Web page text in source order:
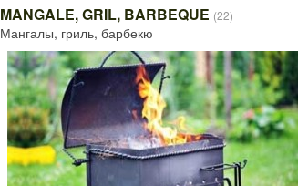
MANGALE, GRIL, BARBEQUE (22)
Мангалы, гриль, барбекю